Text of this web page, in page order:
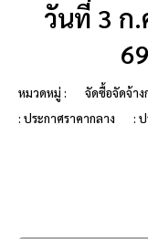
วันที่ 3 ก.
หมวดหมู่ : จัดซื้อจัดจ้า
: ประกาศราคากลาง
: